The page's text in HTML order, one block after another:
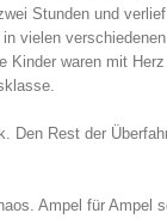
Stunden und
vielen
waren mit
Rest der
Ampel für